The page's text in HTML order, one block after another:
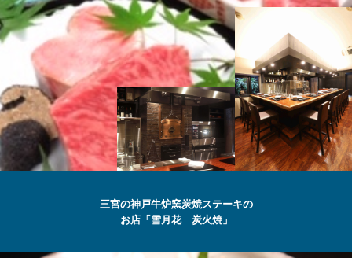
SETSUGEKKA
三宮の神戸牛炉窯炭焼ステーキの
お店「雪月花 炭火焼」